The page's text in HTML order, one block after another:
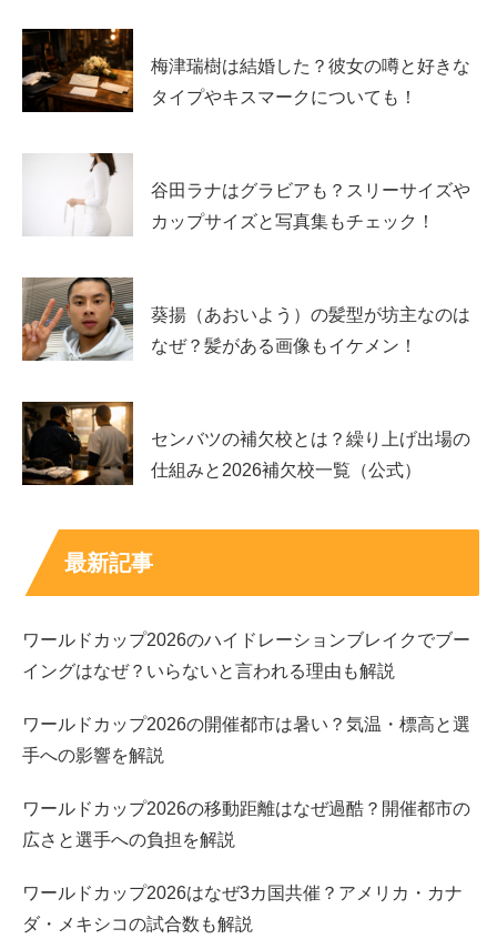
和田叡の年収は？外資ITの相場からレンジ
で踏み込んで推測
ここからが「年収」の本題です。和田叡さんの年収は公表
されていないため断定はできませんが、外資ITは年収デー
測がしやすい業界です。ポイントは
と。
ジを組み立てます。
外資ITの年収が高くなりやすい理由は「変動報
外資ITで年収が伸びやすい理由は、固定給に加えてボーナ
あります。さらに、年次よりも役割と成果で等級が上がる
会社が多く、同じ30歳でもレンジが大きく開きます。
営業系ならインセンティブで上振れし、マネージャー層な
ら役割給が増えます。つまり「外資IT勤務」と分かった時
点で、
平均より高収入になりやすい土台はある、と考えて
よいです。
推測レンジ：30歳の外資IT勤務なら年収1000万
前後も現実的
梅津瑞樹は結婚した？彼女の噂と好きな
タイプやキスマークについても！
谷田ラナはグラビアも？スリーサイズや
カップサイズと写真集もチェック！
葵揚（あおいよう）の髪型が坊主なのは
なぜ？髪がある画像もイケメン！
センバツの補欠校とは？繰り上げ出場の
仕組みと2026補欠校一覧（公式）
最新記事
ワールドカップ2026のハイドレーションブレイクでブー
イングはなぜ？いらないと言われる理由も解説
ワールドカップ2026の開催都市は暑い？気温・標高と選
手への影響を解説
ワールドカップ2026の移動距離はなぜ過酷？開催都市の
広さと選手への負担を解説
ワールドカップ2026はなぜ3カ国共催？アメリカ・カナ
ダ・メキシコの試合数も解説